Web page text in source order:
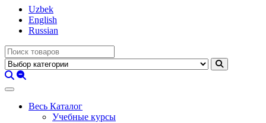
Uzbek
English
Russian
Весь Каталог
Учебные курсы